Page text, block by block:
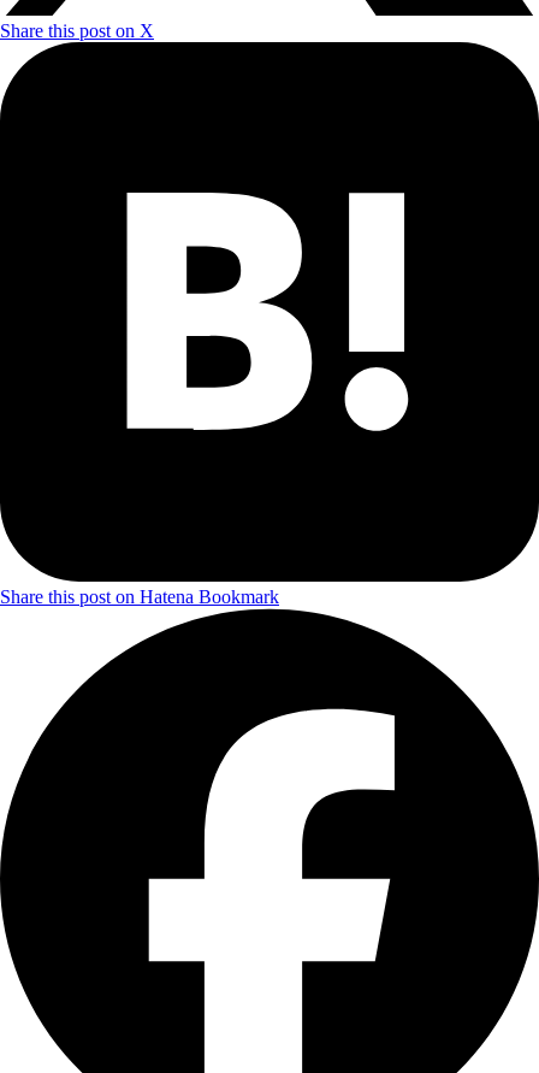
Share this post on X
Share this post on Hatena Bookmark